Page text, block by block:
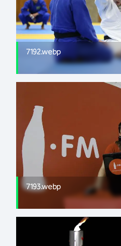
7192.webp
7193.webp